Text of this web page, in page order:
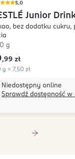
5,0
Junior
bez dodatku cukru,
g
,99 zł
g = 7,50 zł
Niedostępny online
Sprawdź dostępność w